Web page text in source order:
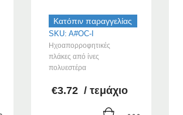
Κατόπιν παραγγελίας
SKU: A#OC-I
Ηχοαπορροφητικές
πλάκες από ίνες
πολυεστέρα
€3.72 / τεμάχιο